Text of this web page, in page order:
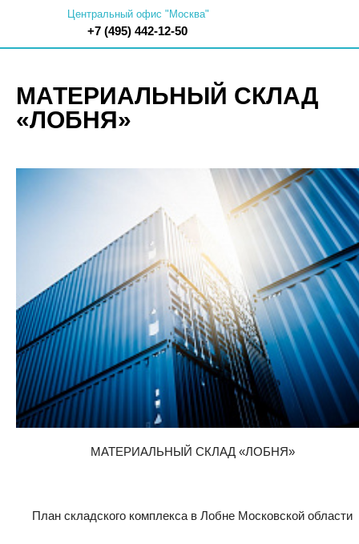
Центральный офис "Москва"
+7 (495) 442-12-50
МАТЕРИАЛЬНЫЙ СКЛАД
«ЛОБНЯ»
МАТЕРИАЛЬНЫЙ СКЛАД «ЛОБНЯ»
План складского комплекса в Лобне Московской области